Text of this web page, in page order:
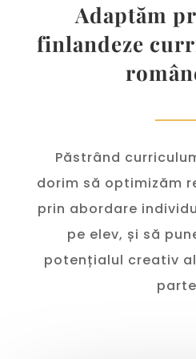
Adaptăm
finlandeze
Păstrând
dorim să optimizăm
prin abordare
pe elev, și să
potențialul creativ